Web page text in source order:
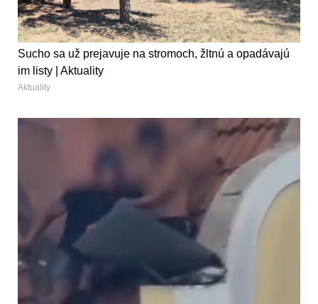
Sucho sa už prejavuje na stromoch, žltnú a opadávajú
im listy | Aktuality
Aktuality